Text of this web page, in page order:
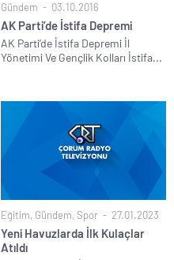
Gündem 03.10.2016
AK Parti’de İstifa Depremi
AK Parti’de İstifa Depremi İl
Yönetimi Ve Gençlik Kolları İstifa...
Eğitim, Gündem, Spor 27.01.2023
Yeni Havuzlarda İlk Kulaçlar
Atıldı